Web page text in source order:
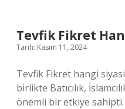
Tevfik Fikret
Tarih: Kasım 11, 2024
Tevfik Fikret hangi
birlikte Batıcılık,
önemli bir etkiye